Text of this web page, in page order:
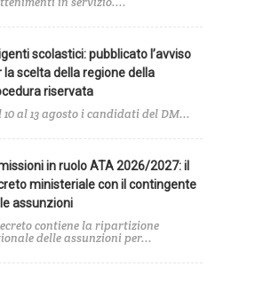
scolastici: pubblicato l’avviso
la scelta della regione della
riservata
10 al 13 agosto i candidati del DM...
in ruolo ATA 2026/2027: il
ministeriale con il contingente
assunzioni
contiene la ripartizione
delle assunzioni per...